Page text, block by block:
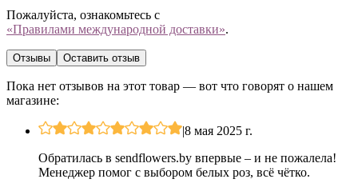
Пожалуйста, ознакомьтесь с
«Правилами международной доставки».
Отзывы Оставить отзыв
Пока нет отзывов на этот товар — вот что говорят о нашем
магазине:
|8 мая 2025 г.
Обратилась в sendflowers.by впервые – и не пожалела!
Менеджер помог с выбором белых роз, всё чётко.